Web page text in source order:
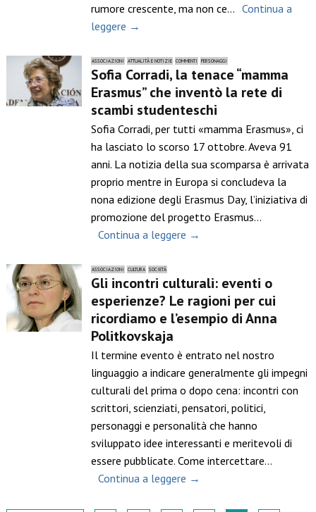
rumore crescente, ma non ce… Continua a
leggere →
ASSOCIAZIONI ATTUALITÀ E NOTIZIE COMMENTI PERSONAGGI
Sofia Corradi, la tenace “mamma
Erasmus” che inventò la rete di
scambi studenteschi
Sofia Corradi, per tutti «mamma Erasmus», ci
ha lasciato lo scorso 17 ottobre. Aveva 91
anni. La notizia della sua scomparsa è arrivata
proprio mentre in Europa si concludeva la
nona edizione degli Erasmus Day, l’iniziativa di
promozione del progetto Erasmus…
Continua a leggere →
ASSOCIAZIONI CULTURA SOCIETÀ
Gli incontri culturali: eventi o
esperienze? Le ragioni per cui
ricordiamo e l’esempio di Anna
Politkovskaja
Il termine evento è entrato nel nostro
linguaggio a indicare generalmente gli impegni
culturali del prima o dopo cena: incontri con
scrittori, scienziati, pensatori, politici,
personaggi e personalità che hanno
sviluppato idee interessanti e meritevoli di
essere pubblicate. Come intercettare…
Continua a leggere →